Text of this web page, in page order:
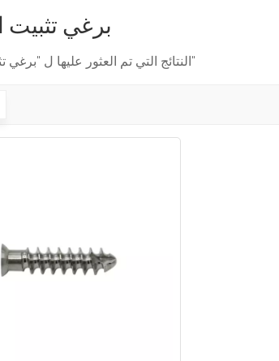
برغي تثبيت
1 النتائج التي تم العثور عليها ل "برغي تثبيت الورك"